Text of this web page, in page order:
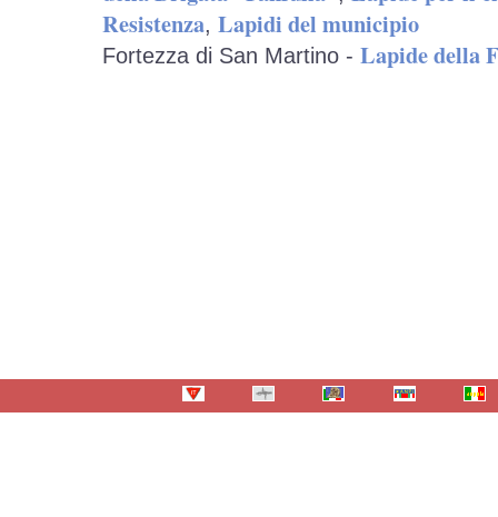
Resistenza, Lapidi del municipio
Fortezza di San Martino - Lapide della